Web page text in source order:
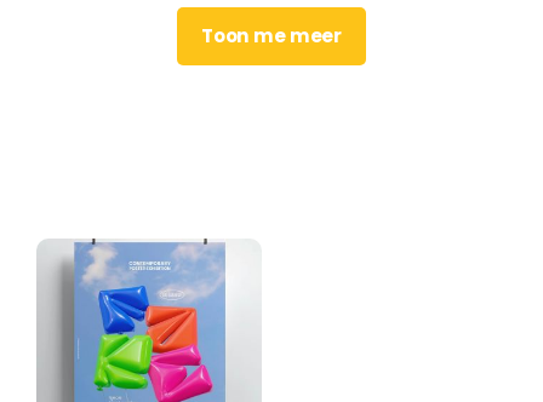
Toon me meer